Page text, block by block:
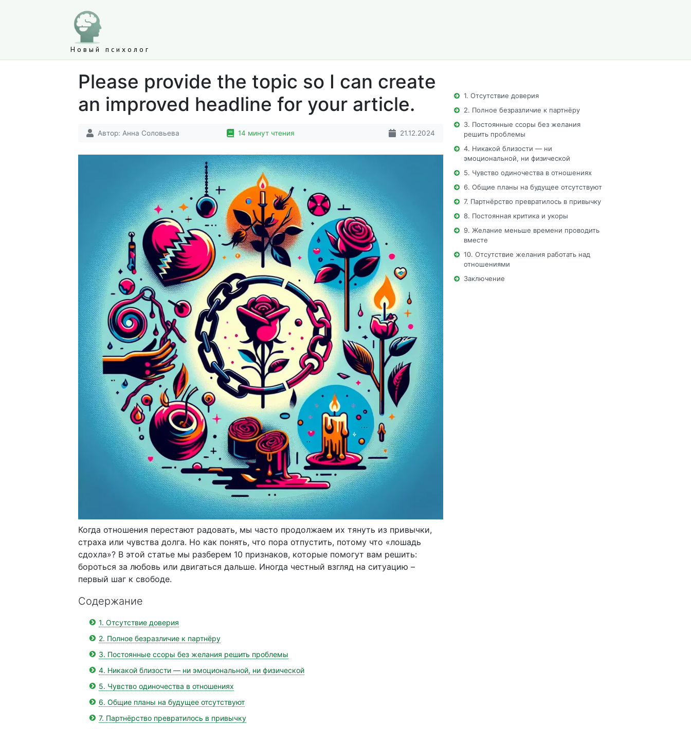
Новый психолог
Please provide the topic so I can create
an improved headline for your article.
Автор: Анна Соловьева 14 минут чтения 21.12.2024
Когда отношения перестают радовать, мы часто продолжаем их тянуть из привычки,
страха или чувства долга. Но как понять, что пора отпустить, потому что «лошадь
сдохла»? В этой статье мы разберем 10 признаков, которые помогут вам решить:
бороться за любовь или двигаться дальше. Иногда честный взгляд на ситуацию –
первый шаг к свободе.
Содержание
1. Отсутствие доверия
2. Полное безразличие к партнёру
3. Постоянные ссоры без желания решить проблемы
4. Никакой близости — ни эмоциональной, ни физической
5. Чувство одиночества в отношениях
6. Общие планы на будущее отсутствуют
7. Партнёрство превратилось в привычку
1. Отсутствие доверия
2. Полное безразличие к партнёру
3. Постоянные ссоры без желания
решить проблемы
4. Никакой близости — ни
эмоциональной, ни физической
5. Чувство одиночества в отношениях
6. Общие планы на будущее отсутствуют
7. Партнёрство превратилось в привычку
8. Постоянная критика и укоры
9. Желание меньше времени проводить
вместе
10. Отсутствие желания работать над
отношениями
Заключение